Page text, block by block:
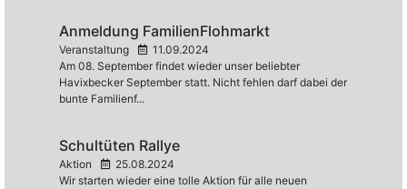
Anmeldung FamilienFlohmarkt
Veranstaltung
11.09.2024
Am 08. September findet wieder unser beliebter
Havixbecker September statt. Nicht fehlen darf dabei der
bunte Familienf...
Schultüten Rallye
Aktion
25.08.2024
Wir starten wieder eine tolle Aktion für alle neuen